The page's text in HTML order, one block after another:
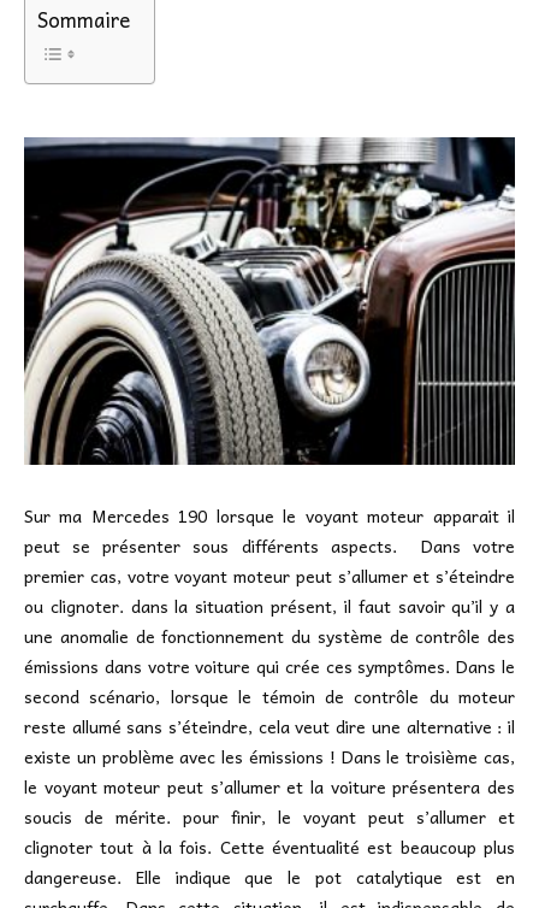
Sommaire
Sur ma Mercedes 190 lorsque le voyant moteur apparait il
peut se présenter sous différents aspects. Dans votre
premier cas, votre voyant moteur peut s’allumer et s’éteindre
ou clignoter. dans la situation présent, il faut savoir qu’il y a
une anomalie de fonctionnement du système de contrôle des
émissions dans votre voiture qui crée ces symptômes. Dans le
second scénario, lorsque le témoin de contrôle du moteur
reste allumé sans s’éteindre, cela veut dire une alternative : il
existe un problème avec les émissions ! Dans le troisième cas,
le voyant moteur peut s’allumer et la voiture présentera des
soucis de mérite. pour finir, le voyant peut s’allumer et
clignoter tout à la fois. Cette éventualité est beaucoup plus
dangereuse. Elle indique que le pot catalytique est en